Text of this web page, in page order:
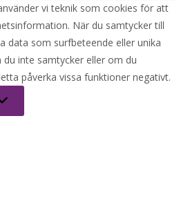
vi teknik som cookies för att
När du samtycker till
data som surfbeteende eller unika
du inte samtycker eller om du
påverka vissa funktioner negativt.